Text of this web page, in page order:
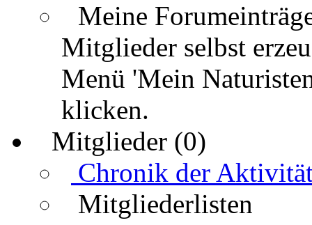
Meine
Mitglieder selbst
Menü 'Mein
klicken.
Mitglieder (0)
Chronik der
Mitgliederlisten